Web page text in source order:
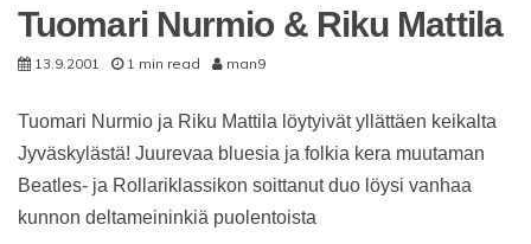
Tuomari Nurmio & Riku Mattila
13.9.2001 1 min read man9
Tuomari Nurmio ja Riku Mattila löytyivät yllättäen keikalta
Jyväskylästä! Juurevaa bluesia ja folkia kera muutaman
Beatles- ja Rollariklassikon soittanut duo löysi vanhaa
kunnon deltameininkiä puolentoista